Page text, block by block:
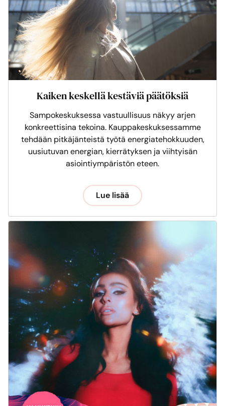
Kaiken keskellä kestäviä päätöksiä
Sampokeskuksessa vastuullisuus näkyy arjen
konkreettisina tekoina. Kauppakeskuksessamme
tehdään pitkäjänteistä työtä energiatehokkuuden,
uusiutuvan energian, kierrätyksen ja viihtyisän
asiointiympäristön eteen.
Lue lisää